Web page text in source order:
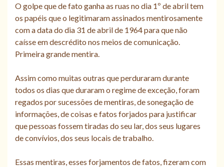
O golpe que de fato ganha as ruas no dia 1º de abril tem
os papéis que o legitimaram assinados mentirosamente
com a data do dia 31 de abril de 1964 para que não
caísse em descrédito nos meios de comunicação.
Primeira grande mentira.
Assim como muitas outras que perduraram durante
todos os dias que duraram o regime de exceção, foram
regados por sucessões de mentiras, de sonegação de
informações, de coisas e fatos forjados para justificar
que pessoas fossem tiradas do seu lar, dos seus lugares
de convívios, dos seus locais de trabalho.
Essas mentiras, esses forjamentos de fatos, fizeram com